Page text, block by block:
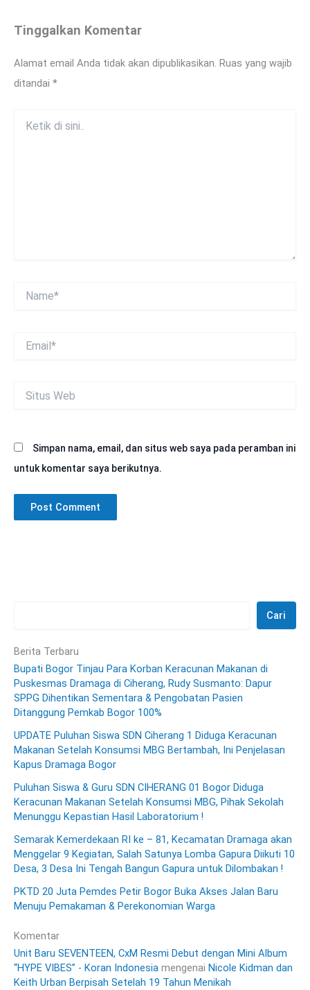
Tinggalkan Komentar
Alamat email Anda tidak akan dipublikasikan. Ruas yang wajib
ditandai *
Web
Simpan nama, email, dan situs web saya pada peramban ini
untuk komentar saya berikutnya.
Cari
Berita Terbaru
Bupati Bogor Tinjau Para Korban Keracunan Makanan di
Puskesmas Dramaga di Ciherang, Rudy Susmanto: Dapur
SPPG Dihentikan Sementara & Pengobatan Pasien
Ditanggung Pemkab Bogor 100%
UPDATE Puluhan Siswa SDN Ciherang 1 Diduga Keracunan
Makanan Setelah Konsumsi MBG Bertambah, Ini Penjelasan
Kapus Dramaga Bogor
Puluhan Siswa & Guru SDN CIHERANG 01 Bogor Diduga
Keracunan Makanan Setelah Konsumsi MBG, Pihak Sekolah
Menunggu Kepastian Hasil Laboratorium !
Semarak Kemerdekaan RI ke – 81, Kecamatan Dramaga akan
Menggelar 9 Kegiatan, Salah Satunya Lomba Gapura Diikuti 10
Desa, 3 Desa Ini Tengah Bangun Gapura untuk Dilombakan !
PKTD 20 Juta Pemdes Petir Bogor Buka Akses Jalan Baru
Menuju Pemakaman & Perekonomian Warga
Komentar
Unit Baru SEVENTEEN, CxM Resmi Debut dengan Mini Album
“HYPE VIBES” - Koran Indonesia mengenai Nicole Kidman dan
Keith Urban Berpisah Setelah 19 Tahun Menikah